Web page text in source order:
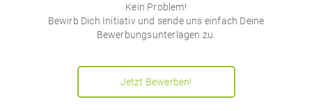
Kein Problem!
Bewirb Dich Initiativ und sende uns einfach Deine
Bewerbungsunterlagen zu.
Jetzt Bewerben!